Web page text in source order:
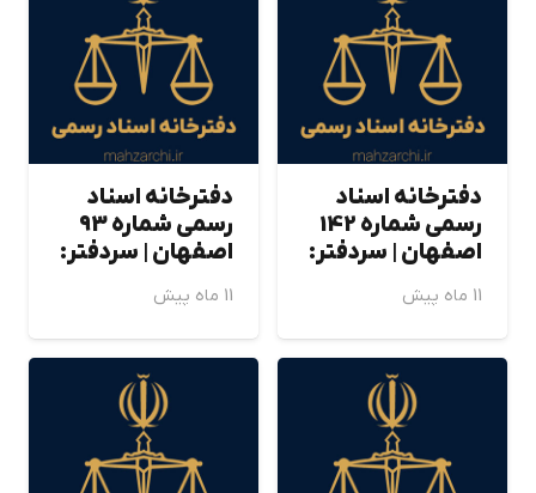
دفترخانه اسناد
رسمی شماره 142
اصفهان | سردفتر:
11 ماه پیش
دفترخانه اسناد
رسمی شماره 93
اصفهان | سردفتر:
11 ماه پیش